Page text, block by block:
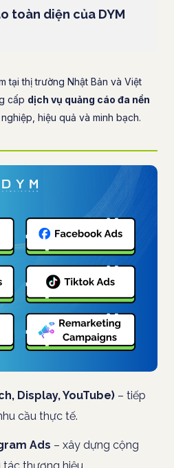
toàn diện của DYM
tại thị trường Nhật Bản và Việt
cấp dịch vụ quảng cáo đa nền
hiệu quả và minh bạch.
Display, YouTube) – tiếp
cầu thực tế.
Ads – xây dựng cộng